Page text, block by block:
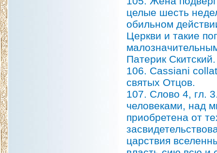
целые шесть
обильном
Церкви и такие
Патерик Скитский.
106. Cassiani
святых Отцов.
107. Слово 4, гл.
человеками, над
приобретена от
царствия